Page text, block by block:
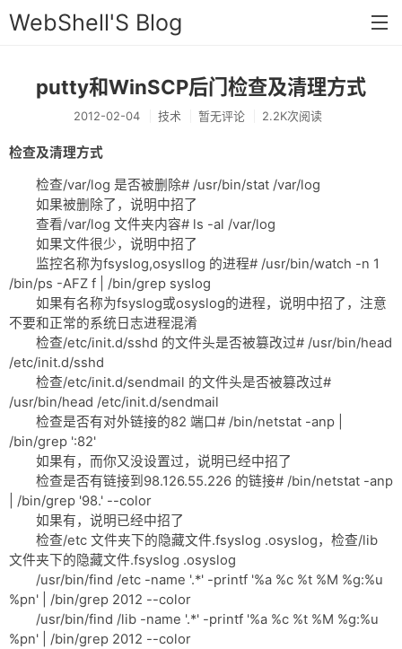
WebShell'S Blog
首页
分类
新闻
技术
工具
存档
链接
留言
网盘
putty和WinSCP后门检查及清理方式
2012-02-04 技术 暂无评论 2.2K次阅读
检查及清理方式
检查/var/log 是否被删除# /usr/bin/stat /var/log
如果被删除了，说明中招了
查看/var/log 文件夹内容# ls -al /var/log
如果文件很少，说明中招了
监控名称为fsyslog,osysllog 的进程# /usr/bin/watch -n 1
/bin/ps -AFZ f | /bin/grep syslog
如果有名称为fsyslog或osyslog的进程，说明中招了，注意
不要和正常的系统日志进程混淆
检查/etc/init.d/sshd 的文件头是否被篡改过# /usr/bin/head
/etc/init.d/sshd
检查/etc/init.d/sendmail 的文件头是否被篡改过#
/usr/bin/head /etc/init.d/sendmail
检查是否有对外链接的82 端口# /bin/netstat -anp |
/bin/grep ':82'
如果有，而你又没设置过，说明已经中招了
检查是否有链接到98.126.55.226 的链接# /bin/netstat -anp
| /bin/grep '98.' --color
如果有，说明已经中招了
检查/etc 文件夹下的隐藏文件.fsyslog .osyslog，检查/lib
文件夹下的隐藏文件.fsyslog .osyslog
/usr/bin/find /etc -name '.*' -printf '%a %c %t %M %g:%u
%pn' | /bin/grep 2012 --color
/usr/bin/find /lib -name '.*' -printf '%a %c %t %M %g:%u
%pn' | /bin/grep 2012 --color